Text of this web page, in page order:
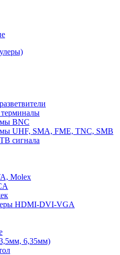
терминалы
BNC
UHF, SMA, FME, TNC, SMB
сигнала
Molex
HDMI-DVI-VGA
6,35мм)